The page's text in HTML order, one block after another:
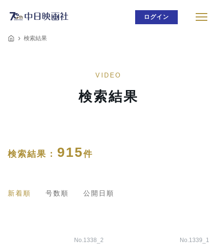
ログイン
検索結果
VIDEO
検索結果
検索結果 : 915件
新着順 号数順 公開日順
No.1338_2 No.1339_1